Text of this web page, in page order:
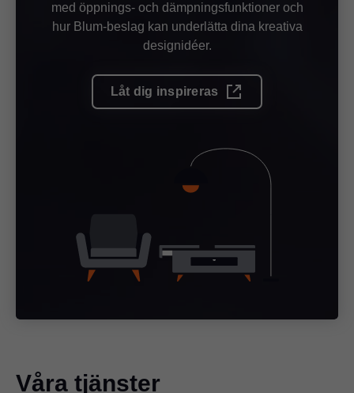
med öppnings- och dämpningsfunktioner och
hur Blum-beslag kan underlätta dina kreativa
designidéer.
Låt dig inspireras
Våra tjänster